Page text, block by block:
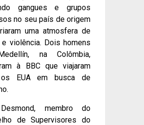
gangues e grupos
no seu país de origem
uma atmosfera de
violência. Dois homens
na Colômbia,
à BBC que viajaram
EUA em busca de
membro do
de Supervisores do